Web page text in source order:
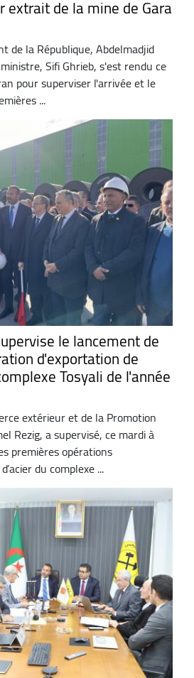
extrait de la mine de Gara
de la République, Abdelmadjid
Sifi Ghrieb, s'est rendu ce
pour superviser l'arrivée et le
...
le lancement de
d'exportation de
Tosyali de l'année
extérieur et de la Promotion
Rezig, a supervisé, ce mardi à
premières opérations
du complexe ...